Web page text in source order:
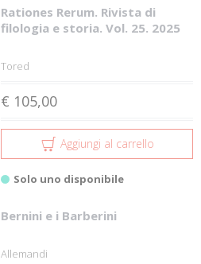
Rationes Rerum. Rivista di
filologia e storia. Vol. 25. 2025
Tored
€ 105,00
Aggiungi al carrello
Solo uno disponibile
Bernini e i Barberini
Allemandi